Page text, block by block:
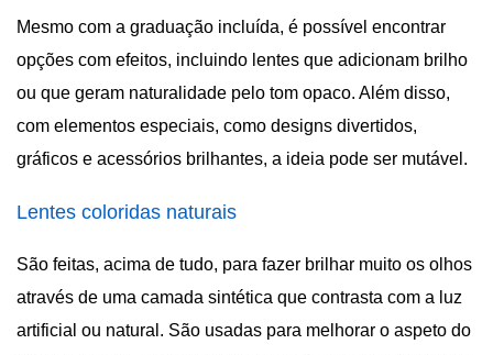
Mesmo com a graduação incluída, é possível encontrar
opções com efeitos, incluindo lentes que adicionam brilho
ou que geram naturalidade pelo tom opaco. Além disso,
com elementos especiais, como designs divertidos,
gráficos e acessórios brilhantes, a ideia pode ser mutável.
Lentes coloridas naturais
São feitas, acima de tudo, para fazer brilhar muito os olhos
através de uma camada sintética que contrasta com a luz
artificial ou natural. São usadas para melhorar o aspeto do